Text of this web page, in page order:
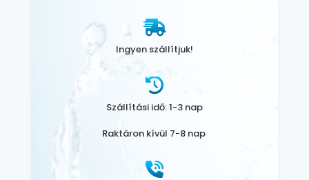
Ingyen szállítjuk!
Szállítási idő: 1-3 nap
Raktáron kívül 7-8 nap